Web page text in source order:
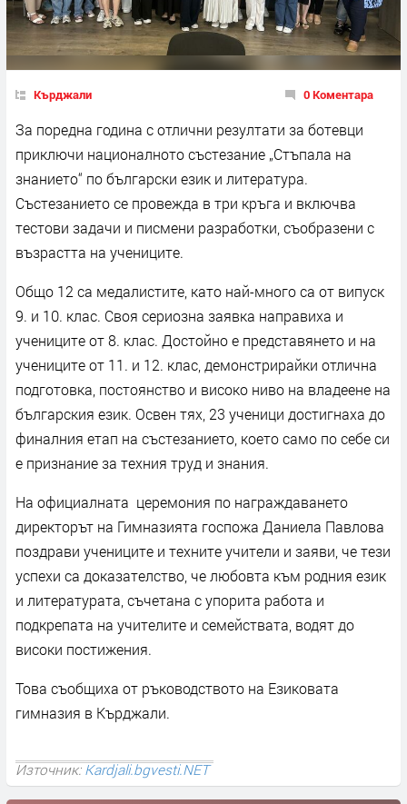
Кърджали 0 Коментара
За поредна година с отлични резултати за ботевци
приключи националното състезание „Стъпала на
знанието“ по български език и литература.
Състезанието се провежда в три кръга и включва
тестови задачи и писмени разработки, съобразени с
възрастта на учениците.
Общо 12 са медалистите, като най-много са от випуск
9. и 10. клас. Своя сериозна заявка направиха и
учениците от 8. клас. Достойно е представянето и на
учениците от 11. и 12. клас, демонстрирайки отлична
подготовка, постоянство и високо ниво на владеене на
българския език. Освен тях, 23 ученици достигнаха до
финалния етап на състезанието, което само по себе си
е признание за техния труд и знания.
На официалната церемония по награждаването
директорът на Гимназията госпожа Даниела Павлова
поздрави учениците и техните учители и заяви, че тези
успехи са доказателство, че любовта към родния език
и литературата, съчетана с упорита работа и
подкрепата на учителите и семействата, водят до
високи постижения.
Това съобщиха от ръководството на Езиковата
гимназия в Кърджали.
Източник:Kardjali.bgvesti.NET